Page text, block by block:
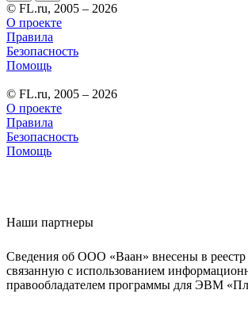
© FL.ru, 2005 – 2026
О проекте
Правила
Безопасность
Помощь
© FL.ru, 2005 – 2026
О проекте
Правила
Безопасность
Помощь
Наши партнеры
Сведения об ООО «Ваан» внесены в реестр
связанную с использованием
правообладателем программы для ЭВМ